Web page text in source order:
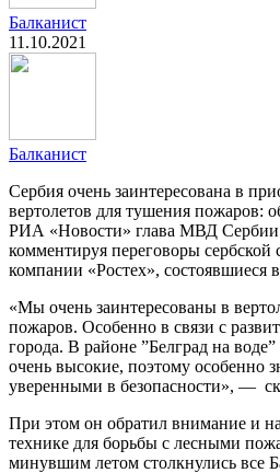
Балканист
11.10.2021
Балканист
Сербия очень заинтересована в
вертолетов для тушения пожаров:
РИА «Новости» глава МВД Сербии
комментируя переговоры сербской
компании «Ростех», состоявшиеся
«Мы очень заинтересованы в
пожаров. Особенно в связи с
города. В районе ”Белград на
очень высокие, поэтому особенно
уверенными в безопасности», —
При этом он обратил внимание и
технике для борьбы с лесными
минувшим летом столкнулись все